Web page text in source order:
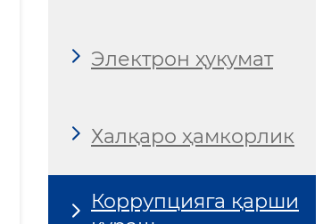
Электрон ҳукумат
Халқаро ҳамкорлик
Коррупцияга қарши